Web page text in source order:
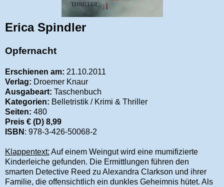
Erica Spindler
Opfernacht
Erschienen am: 21.10.2011
Verlag: Droemer Knaur
Ausgabeart: Taschenbuch
Kategorien: Belletristik / Krimi & Thriller
Seiten: 480
Preis € (D) 8,99
ISBN : 978-3-426-50068-2
Klappentext: Auf einem Weingut wird eine mumifizierte
Kinderleiche gefunden. Die Ermittlungen führen den
smarten Detective Reed zu Alexandra Clarkson und ihrer
Familie, die offensichtlich ein dunkles Geheimnis hütet. Als